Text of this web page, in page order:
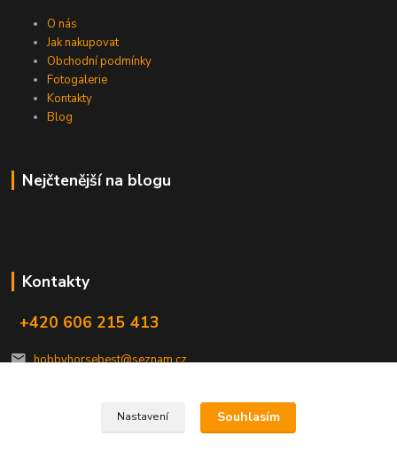
O nás
Jak nakupovat
Obchodní podmínky
Fotogalerie
Kontakty
Blog
Nejčtenější na blogu
Kontakty
+420 606 215 413
hobbyhorsebest@seznam.cz
Nastavení Souhlasím